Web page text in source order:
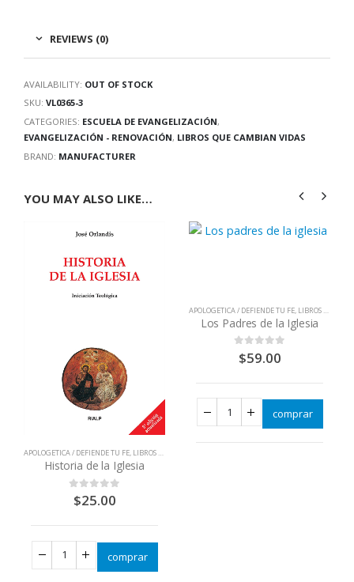
REVIEWS (0)
AVAILABILITY: OUT OF STOCK
SKU: VL0365-3
CATEGORIES: ESCUELA DE EVANGELIZACIÓN,
EVANGELIZACIÓN - RENOVACIÓN, LIBROS QUE CAMBIAN VIDAS
BRAND: MANUFACTURER
YOU MAY ALSO LIKE…
APOLOGETICA / DEFIENDE TU FE, LIBROS QUE CAMBIAN VIDAS
Historia de la Iglesia
out of 5
$25.00
comprar
APOLOGETICA / DEFIENDE TU FE LIBROS QUE CAMBIAN VIDAS
Los Padres de la Iglesia
out of 5
$59.00
comprar